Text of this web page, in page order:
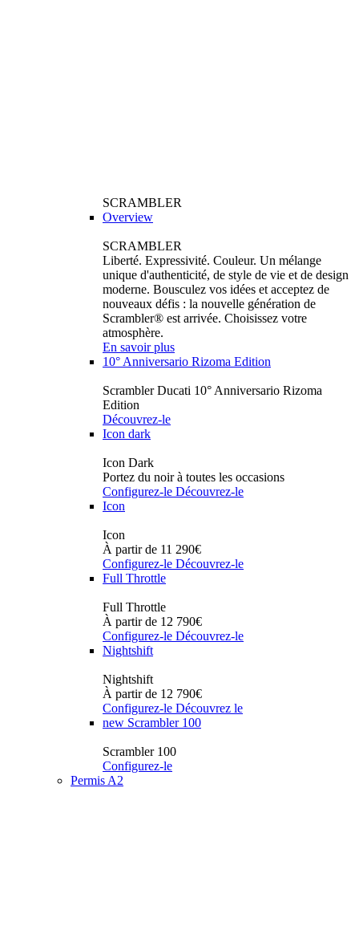
SCRAMBLER
Overview
SCRAMBLER
Liberté. Expressivité. Couleur. Un mélange
unique d'authenticité, de style de vie et de design
moderne. Bousculez vos idées et acceptez de
nouveaux défis : la nouvelle génération de
Scrambler® est arrivée. Choisissez votre
atmosphère.
En savoir plus
10° Anniversario Rizoma Edition
Scrambler Ducati 10° Anniversario Rizoma
Edition
Découvrez-le
Icon dark
Icon Dark
Portez du noir à toutes les occasions
Configurez-le Découvrez-le
Icon
Icon
À partir de 11 290€
Configurez-le Découvrez-le
Full Throttle
Full Throttle
À partir de 12 790€
Configurez-le Découvrez-le
Nightshift
Nightshift
À partir de 12 790€
Configurez-le Découvrez le
new Scrambler 100
Scrambler 100
Configurez-le
Permis A2